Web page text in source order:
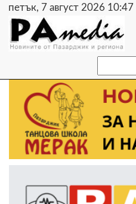
петък, 7 август 2026 10:47